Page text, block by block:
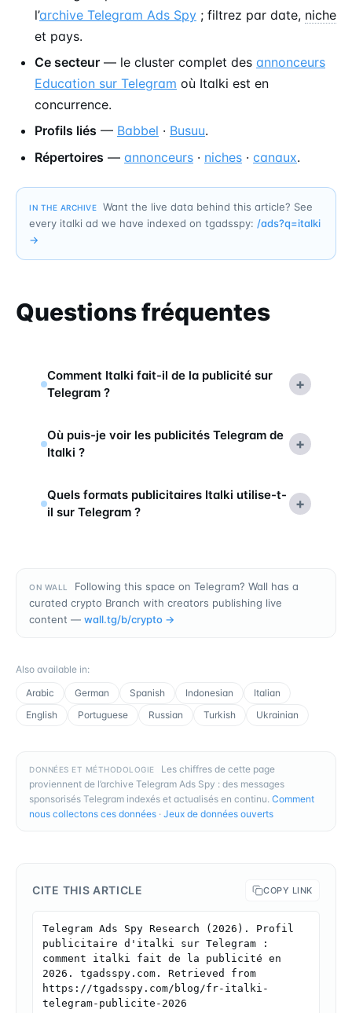
l’archive Telegram Ads Spy ; filtrez par date, niche
et pays.
Ce secteur — le cluster complet des annonceurs
Education sur Telegram où Italki est en
concurrence.
Profils liés — Babbel · Busuu.
Répertoires — annonceurs · niches · canaux.
IN THE ARCHIVE
Want the live data behind this article? See
every italki ad we have indexed on tgadsspy: /ads?q=italki
→
Questions fréquentes
Comment Italki fait-il de la publicité sur
Telegram ?
+
Où puis-je voir les publicités Telegram de
Italki ?
+
Quels formats publicitaires Italki utilise-t-
il sur Telegram ?
+
ON WALL
Following this space on Telegram? Wall has a
curated crypto Branch with creators publishing live
content — wall.tg/b/crypto →
Also available in:
Arabic
German Spanish Indonesian
Italian
English
Portuguese Russian Turkish Ukrainian
DONNÉES ET MÉTHODOLOGIE
Les chiffres de cette page
proviennent de l’archive Telegram Ads Spy : des messages
sponsorisés Telegram indexés et actualisés en continu. Comment
nous collectons ces données · Jeux de données ouverts
CITE THIS ARTICLE COPY LINK
Telegram Ads Spy Research (2026). Profil
publicitaire d'italki sur Telegram :
comment italki fait de la publicité en
2026. tgadsspy.com. Retrieved from
https://tgadsspy.com/blog/fr-italki-
telegram-publicite-2026